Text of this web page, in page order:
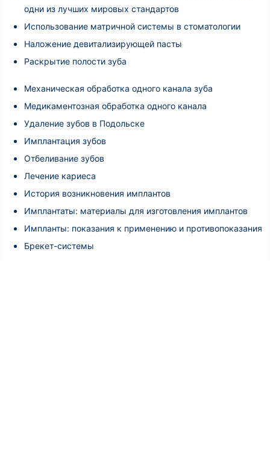
одни из лучших мировых стандартов
Использование матричной системы в стоматологии
Наложение девитализирующей пасты
Раскрытие полости зуба
Механическая обработка одного канала зуба
Медикаментозная обработка одного канала
Удаление зубов в Подольске
Имплантация зубов
Отбеливание зубов
Лечение кариеса
История возникновения имплантов
Имплантаты: материалы для изготовления имплантов
Импланты: показания к применению и противопоказания
Брекет-системы